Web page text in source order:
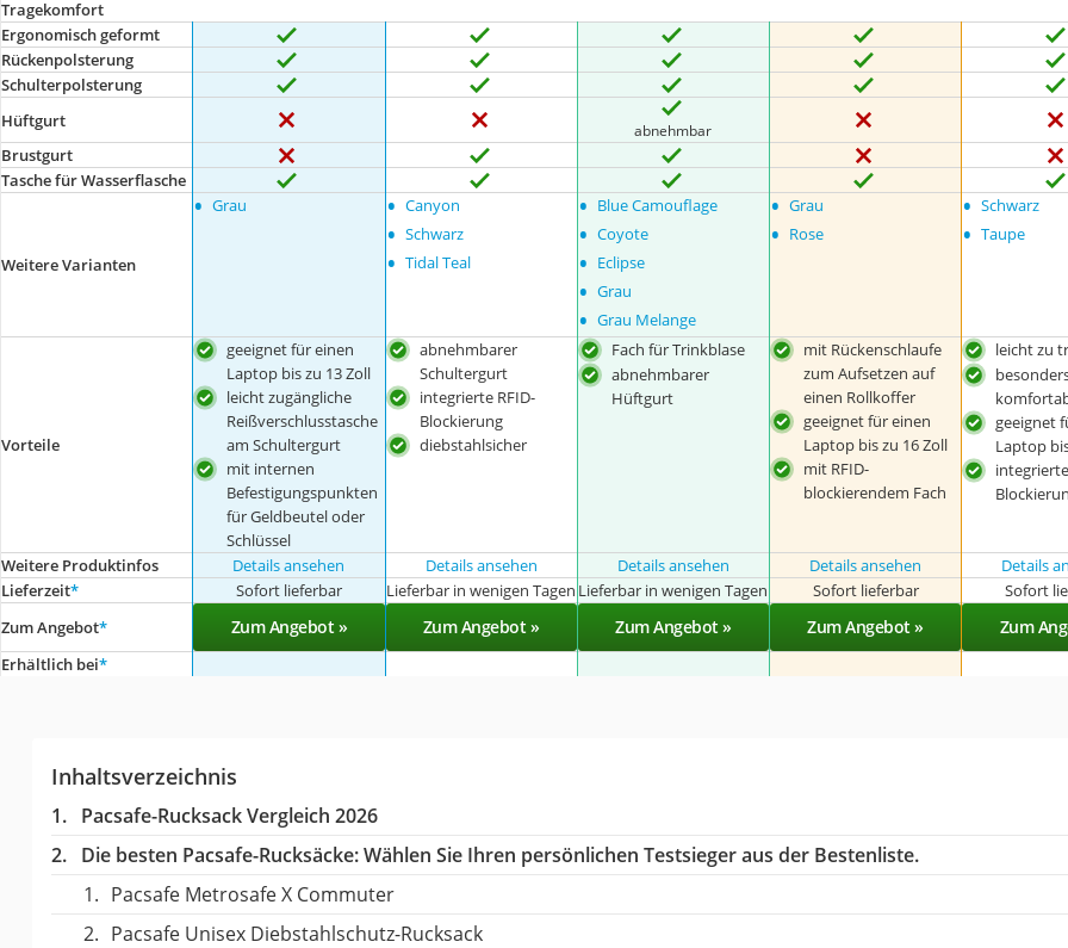
Tragekomfort
Ergonomisch geformt
Rückenpolsterung
Schulterpolsterung
Hüftgurt
abnehmbar
Brustgurt
Tasche für Wasserflasche
Weitere Varianten
• Grau • Canyon
• Schwarz
• Tidal Teal
• Blue Camouflage
• Coyote
• Eclipse
• Grau
• Grau Melange
• Grau
• Rose
• Schwarz
• Taupe
Vorteile
geeignet für einen
Laptop bis zu 13 Zoll
leicht zugängliche
Reißverschlusstasche
am Schultergurt
mit internen
Befestigungspunkten
für Geldbeutel oder
Schlüssel
abnehmbarer
Schultergurt
integrierte RFID-
Blockierung
diebstahlsicher
Fach für Trinkblase
abnehmbarer
Hüftgurt
mit Rückenschlaufe
zum Aufsetzen auf
einen Rollkoffer
geeignet für einen
Laptop bis zu 16 Zoll
mit RFID-
blockierendem Fach
leicht zu
geeignet
Laptop
Weitere Produktinfos Details ansehen Details ansehen Details ansehen Details ansehen Details
Lieferzeit* Sofort lieferbar Lieferbar in wenigen Tagen Lieferbar in wenigen Tagen Sofort lieferbar Sofort
Zum Angebot* Zum Angebot » Zum Angebot » Zum Angebot » Zum Angebot » Zum
Erhältlich bei*
Inhaltsverzeichnis
Pacsafe-Rucksack Vergleich 2026
Die besten Pacsafe-Rucksäcke:Wählen Sie Ihren persönlichen Testsieger aus der Bestenliste.
Pacsafe Metrosafe X Commuter
Pacsafe Unisex Diebstahlschutz-Rucksack